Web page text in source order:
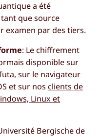
a été
que source
examen par des tiers.
: Le chiffrement
disponible sur
sur le navigateur
et sur nos clients de
Linux et
Bergische de